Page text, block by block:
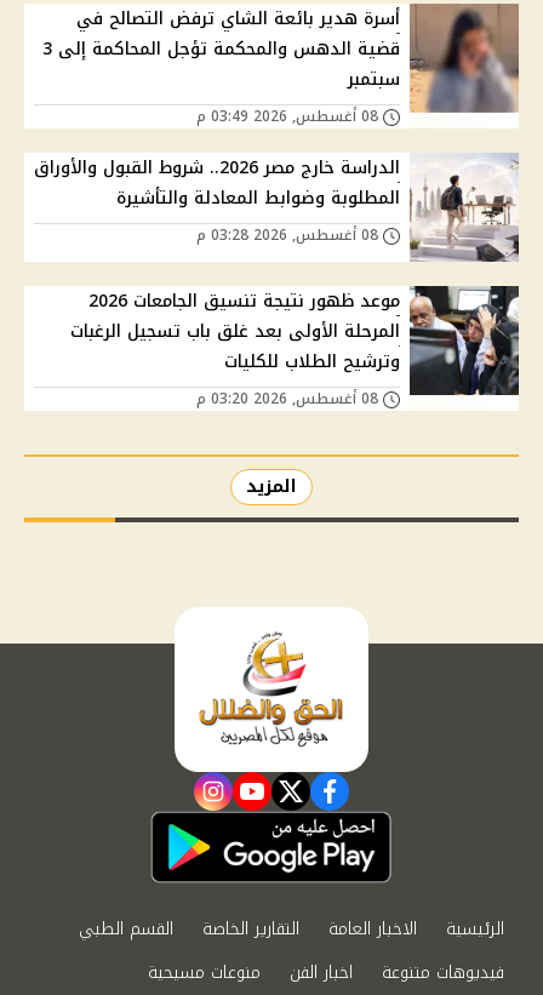
أسرة هدير بائعة الشاي ترفض التصالح في
قضية الدهس والمحكمة تؤجل المحاكمة إلى 3
سبتمبر
الدراسة خارج مصر 2026.. شروط القبول والأوراق
المطلوبة وضوابط المعادلة والتأشيرة
موعد ظهور نتيجة تنسيق الجامعات 2026
المرحلة الأولى بعد غلق باب تسجيل الرغبات
وترشيح الطلاب للكليات
المزيد
facebook
twitter
youtube
instagram
الرئيسية الاخبار العامة التقارير الخاصة
القسم الطبي
فيديوهات متنوعة
اخبار الفن منوعات مسيحية